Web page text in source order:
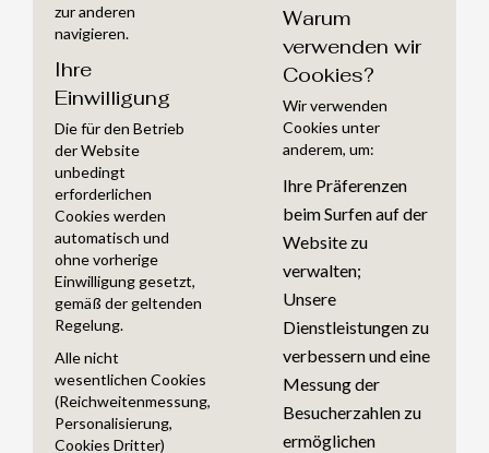
zur anderen
navigieren.
Ihre
Einwilligung
Die für den Betrieb
der Website
unbedingt
erforderlichen
Cookies werden
automatisch und
ohne vorherige
Einwilligung gesetzt,
gemäß der geltenden
Regelung.
Alle nicht
wesentlichen Cookies
(Reichweitenmessung,
Personalisierung,
Cookies Dritter)
Warum
verwenden wir
Cookies?
Wir verwenden
Cookies unter
anderem, um:
Ihre Präferenzen
beim Surfen auf der
Website zu
verwalten;
Unsere
Dienstleistungen zu
verbessern und eine
Messung der
Besucherzahlen zu
ermöglichen